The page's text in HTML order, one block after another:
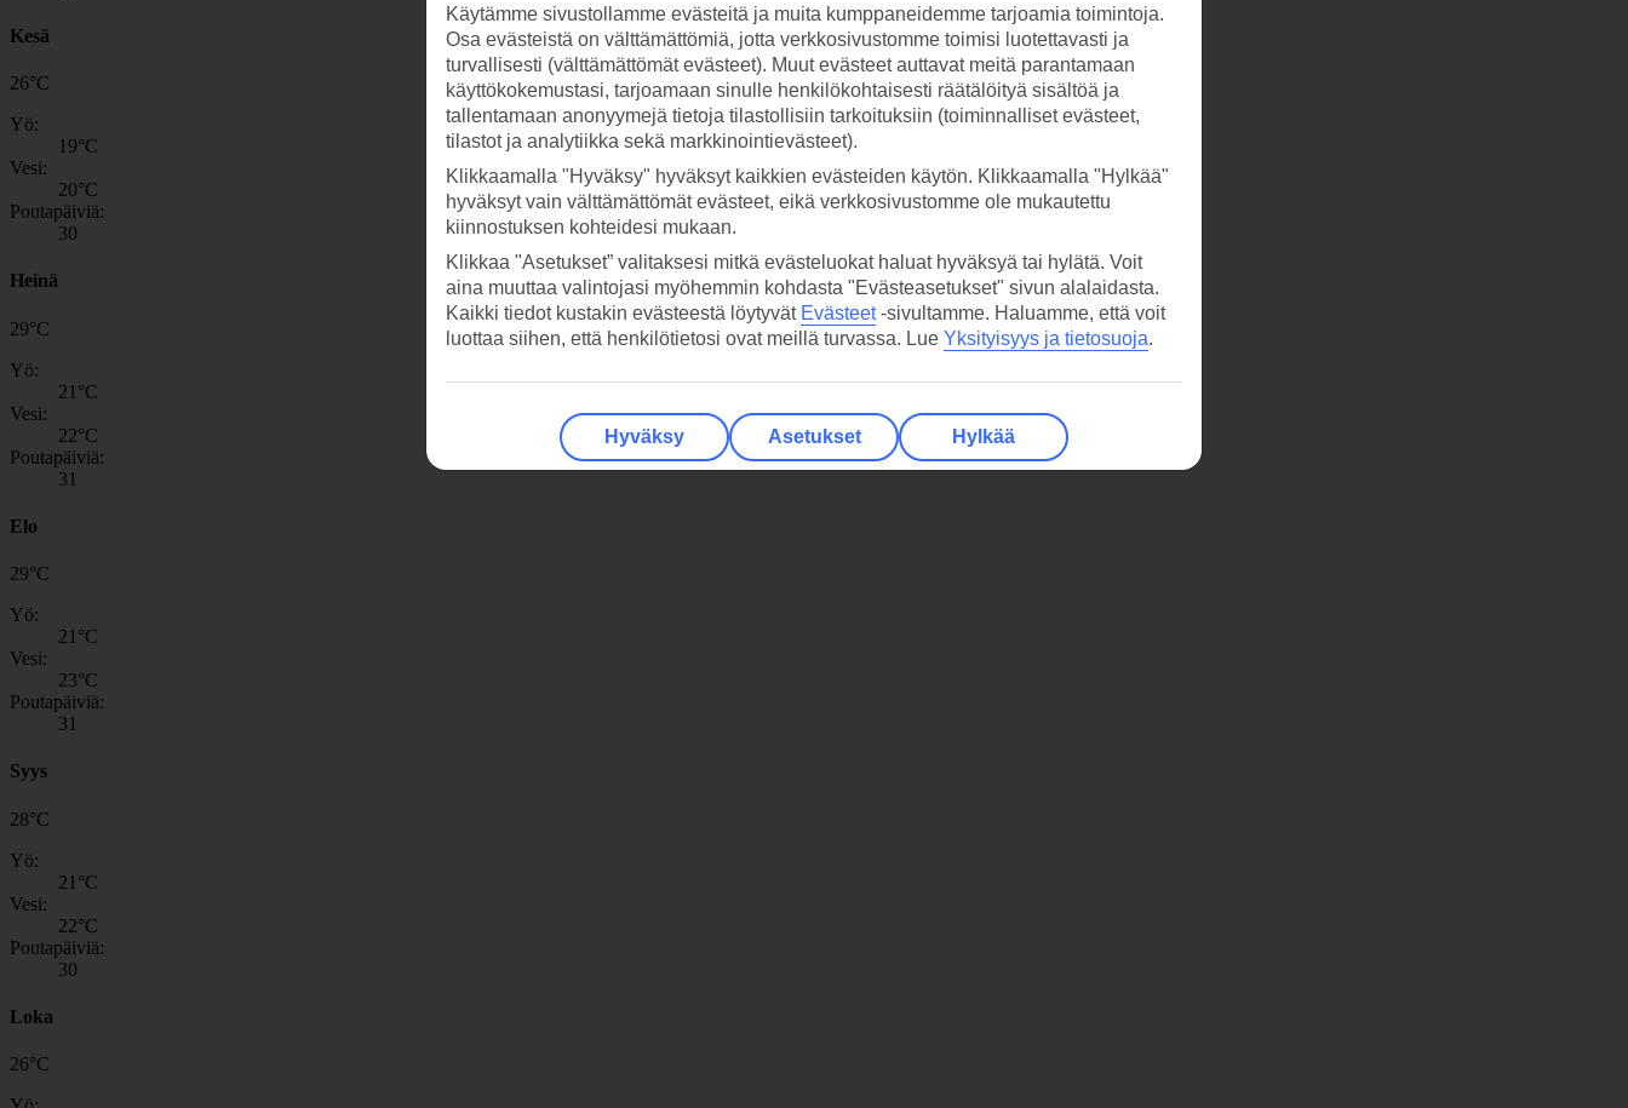
Kesä
26°C
Yö:
19°C
Vesi:
20°C
Poutapäiviä:
30
Heinä
29°C
Yö:
21 °C
Vesi:
22°C
Poutapäiviä:
31
Elo
29°C
Yö:
21 °C
Vesi:
23°C
Poutapäiviä:
31
Syys
28°C
Yö:
21 °C
Vesi:
22°C
Poutapäiviä:
30
Loka
26°C
Käytämme sivustollamme evästeitä ja muita kumppaneidemme tarjoamia toimintoja.
Osa evästeistä on välttämättömiä, jotta verkkosivustomme toimisi luotettavasti ja
turvallisesti (välttämättömät evästeet). Muut evästeet auttavat meitä parantamaan
käyttökokemustasi, tarjoamaan sinulle henkilökohtaisesti räätälöityä sisältöä ja
tallentamaan anonyymejä tietoja tilastollisiin tarkoituksiin (toiminnalliset evästeet,
tilastot ja analytiikka sekä markkinointievästeet).
Klikkaamalla "Hyväksy" hyväksyt kaikkien evästeiden käytön. Klikkaamalla "Hylkää"
hyväksyt vain välttämättömät evästeet, eikä verkkosivustomme ole mukautettu
kiinnostuksen kohteidesi mukaan.
Klikkaa "Asetukset” valitaksesi mitkä evästeluokat haluat hyväksyä tai hylätä. Voit
aina muuttaa valintojasi myöhemmin kohdasta "Evästeasetukset" sivun alalaidasta.
Kaikki tiedot kustakin evästeestä löytyvät Evästeet-sivultamme. Haluamme, että voit
luottaa siihen, että henkilötietosi ovat meillä turvassa. Lue Yksityisyys ja tietosuoja.
Hyväksy Asetukset Hylkää